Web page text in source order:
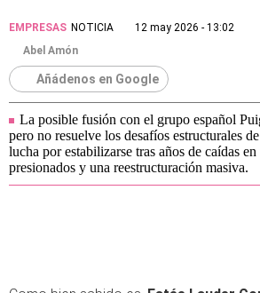
EMPRESAS NOTICIA
12 may 2026 - 13:02
Abel Amón
Añádenos en Google
La posible fusión con el grupo español
pero no resuelve los desafíos estructurales
lucha por estabilizarse tras años de caídas
presionados y una reestructuración masiva.